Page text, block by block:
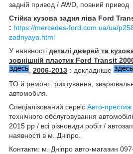
задній привод / AWD, повний привод
Стійка кузова задня ліва Ford
: https://mercedes-ford.com.ua/ua/
zadnyaya.html
У наявності деталі дверей та
зовнішній пластик Ford Transit
, 2006-2013 : докладніше
ТО й ремонт: рихтування,
автомобіля.
Спеціалізований сервіс Авто-престиж
технічного обслуговування
2015 рр / всі різновиди робіт /
наявності в м. Дніпро.
Контакти: м. Дніпро авто-магазин